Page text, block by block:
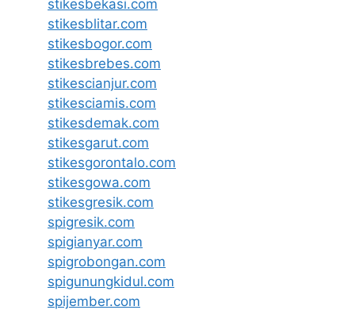
stikesbekasi.com
stikesblitar.com
stikesbogor.com
stikesbrebes.com
stikescianjur.com
stikesciamis.com
stikesdemak.com
stikesgarut.com
stikesgorontalo.com
stikesgowa.com
stikesgresik.com
spigresik.com
spigianyar.com
spigrobongan.com
spigunungkidul.com
spijember.com